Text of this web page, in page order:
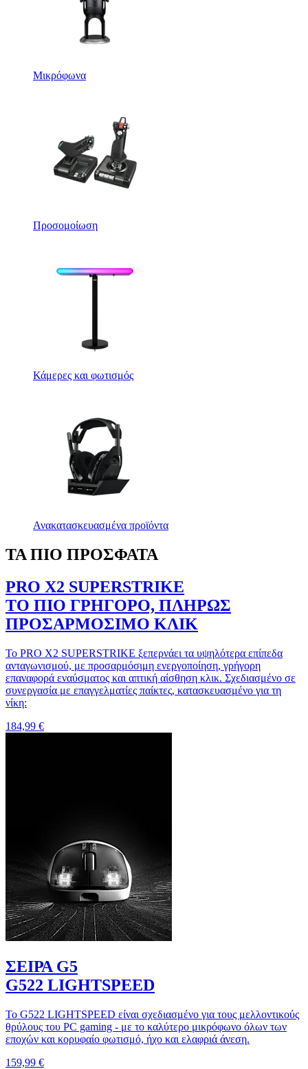
Μικρόφωνα
Προσομοίωση
Κάμερες και φωτισμός
Ανακατασκευασμένα προϊόντα
ΤΑ ΠΙΟ ΠΡΟΣΦΑΤΑ
PRO X2 SUPERSTRIKE
ΤΟ ΠΙΟ ΓΡΗΓΟΡΟ, ΠΛΗΡΩΣ
ΠΡΟΣΑΡΜΟΣΙΜΟ ΚΛΙΚ
Το PRO X2 SUPERSTRIKE ξεπερνάει τα υψηλότερα επίπεδα
ανταγωνισμού, με προσαρμόσιμη ενεργοποίηση, γρήγορη
επαναφορά εναύσματος και απτική αίσθηση κλικ. Σχεδιασμένο σε
συνεργασία με επαγγελματίες παίκτες, κατασκευασμένο για τη
νίκη:
184,99 €
ΣΕΙΡΑ G5
G522 LIGHTSPEED
Το G522 LIGHTSPEED είναι σχεδιασμένο για τους μελλοντικούς
θρύλους του PC gaming - με το καλύτερο μικρόφωνο όλων των
εποχών και κορυφαίο φωτισμό, ήχο και ελαφριά άνεση.
159,99 €